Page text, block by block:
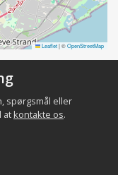
Leaflet|©OpenStreetMap
spørgsmål eller
at kontakte os.